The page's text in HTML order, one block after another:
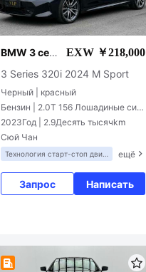
BMW 3 сер
ии
EXW ￥218,000
3 Series 320i 2024 M Sport
Черный | красный
Бензин | 2.0T 156 Лошадиные сил
ы L4
2023Год | 2.9Десять тысячkm
Сюй Чан
Технология старт-стоп двиг
ещё
Запрос Написать